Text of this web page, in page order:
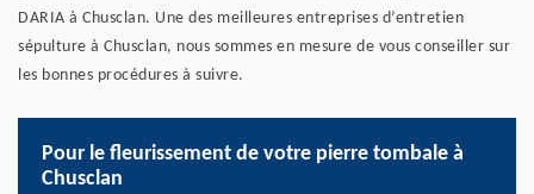
DARIA à Chusclan. Une des meilleures entreprises d’entretien
sépulture à Chusclan, nous sommes en mesure de vous conseiller sur
les bonnes procédures à suivre.
Pour le fleurissement de votre pierre tombale à
Chusclan